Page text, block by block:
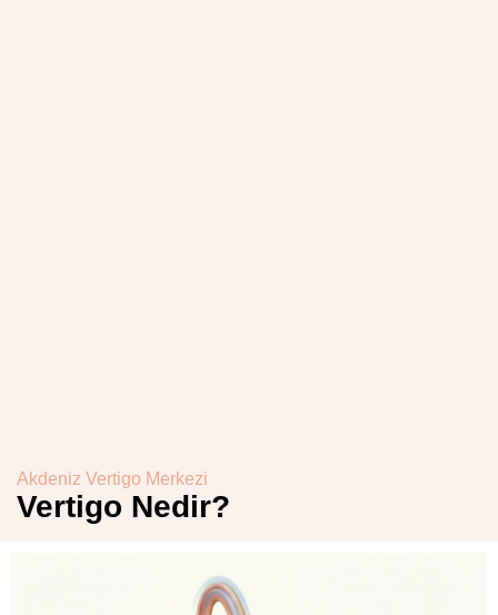
Akdeniz Vertigo Merkezi
Vertigo Nedir?